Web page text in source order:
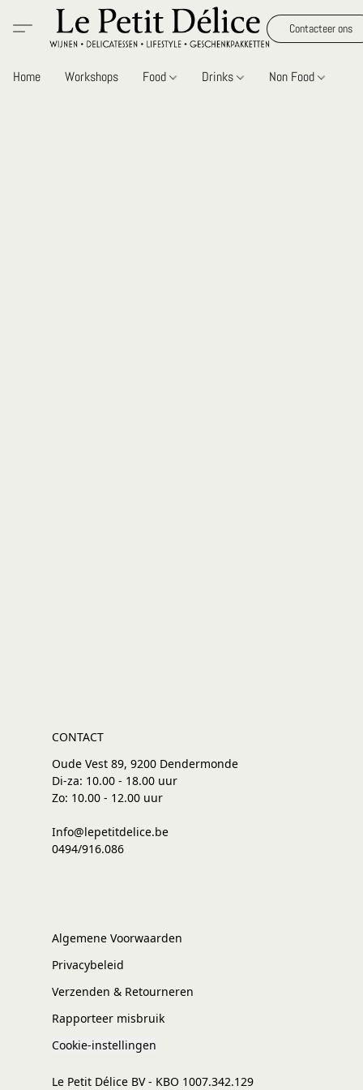
Contacteer ons
Home Workshops Food Drinks Non Food
CONTACT
Oude Vest 89, 9200 Dendermonde
Di-za: 10.00 - 18.00 uur
Zo: 10.00 - 12.00 uur
Info@lepetitdelice.be
0494/916.086
Algemene Voorwaarden
Privacybeleid
Verzenden & Retourneren
Rapporteer misbruik
Cookie-instellingen
Le Petit Délice BV - KBO 1007.342.129